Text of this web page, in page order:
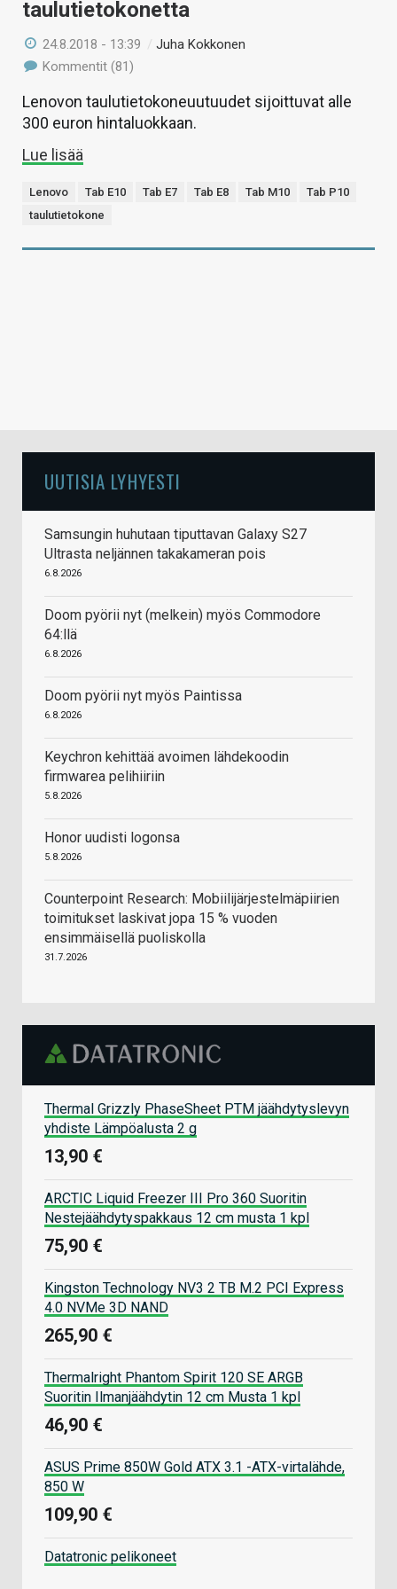
taulutietokonetta
24.8.2018 - 13:39 /Juha Kokkonen
Kommentit (81)
Lenovon taulutietokoneuutuudet sijoittuvat alle
300 euron hintaluokkaan.
Lue lisää
Lenovo Tab E10 Tab E7 Tab E8 Tab M10
Tab P10
taulutietokone
UUTISIA LYHYESTI
Samsungin huhutaan tiputtavan Galaxy S27
Ultrasta neljännen takakameran pois
6.8.2026
Doom pyörii nyt (melkein) myös Commodore
64:llä
6.8.2026
Doom pyörii nyt myös Paintissa
6.8.2026
Keychron kehittää avoimen lähdekoodin
firmwarea pelihiiriin
5.8.2026
Honor uudisti logonsa
5.8.2026
Counterpoint Research: Mobiilijärjestelmäpiirien
toimitukset laskivat jopa 15 % vuoden
ensimmäisellä puoliskolla
31.7.2026
Thermal Grizzly PhaseSheet PTM jäähdytyslevyn
yhdiste Lämpöalusta 2 g
13,90 €
ARCTIC Liquid Freezer III Pro 360 Suoritin
Nestejäähdytyspakkaus 12 cm musta 1 kpl
75,90 €
Kingston Technology NV3 2 TB M.2 PCI Express
4.0 NVMe 3D NAND
265,90 €
Thermalright Phantom Spirit 120 SE ARGB
Suoritin Ilmanjäähdytin 12 cm Musta 1 kpl
46,90 €
ASUS Prime 850W Gold ATX 3.1 -ATX-virtalähde,
850 W
109,90 €
Datatronic pelikoneet